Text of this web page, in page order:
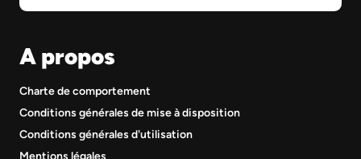
A propos
Charte de comportement
Conditions générales de mise à disposition
Conditions générales d'utilisation
Mentions légales